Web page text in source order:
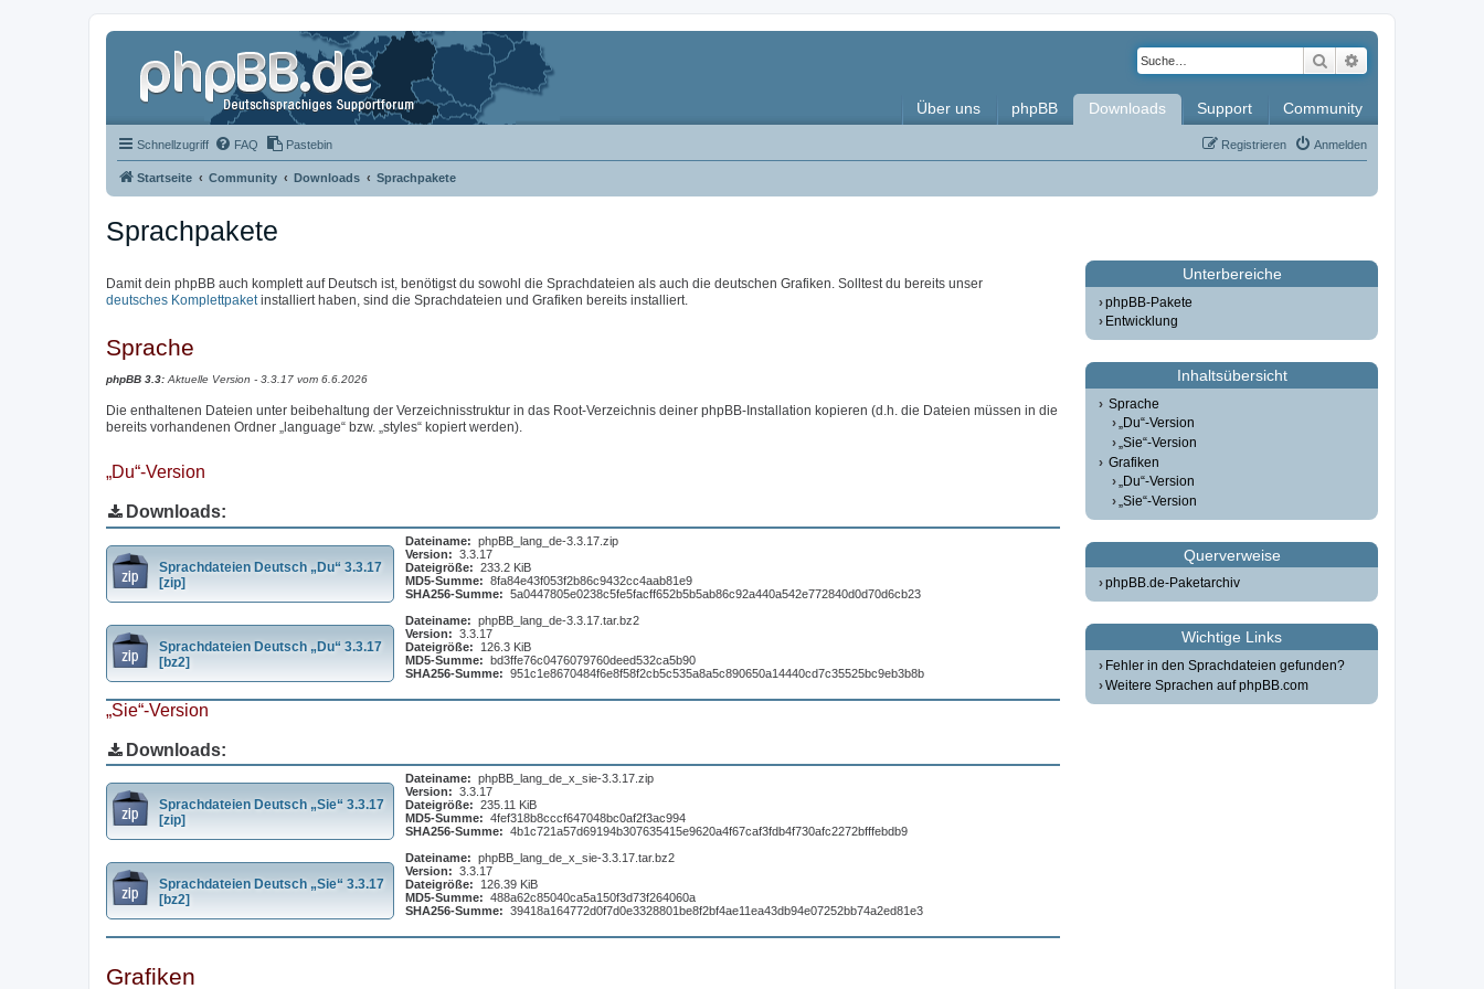
Suche
Über uns phpBB Downloads Support Community
Schnellzugriff FAQ Pastebin Anmelden
Registrieren
Startseite Community Downloads Sprachpakete
Sprachpakete
Damit dein phpBB auch komplett auf Deutsch ist, benötigst du sowohl die Sprachdateien als auch die deutschen Grafiken. Solltest du bereits unser
deutsches Komplettpaketinstalliert haben, sind die Sprachdateien und Grafiken bereits installiert.
Sprache
phpBB 3.3:Aktuelle Version - 3.3.17 vom 6.6.2026
Die enthaltenen Dateien unter beibehaltung der Verzeichnisstruktur in das Root-Verzeichnis deiner phpBB-Installation kopieren (d.h. die Dateien müssen in die
bereits vorhandenen Ordner „language“ bzw. „styles“ kopiert werden).
„Du“-Version
Downloads:
Sprachdateien Deutsch „Du“ 3.3.17
[zip]
Dateiname: phpBB_lang_de-3.3.17.zip
Version: 3.3.17
Dateigröße: 233.2 KiB
MD5-Summe: 8fa84e43f053f2b86c9432cc4aab81e9
SHA256-Summe: 5a0447805e0238c5fe5facff652b5b5ab86c92a440a542e772840d0d70d6cb23
Sprachdateien Deutsch „Du“ 3.3.17
[bz2]
Dateiname: phpBB_lang_de-3.3.17.tar.bz2
Version: 3.3.17
Dateigröße:
126.3 KiB
MD5-Summe: bd3ffe76c0476079760deed532ca5b90
SHA256-Summe: 951c1e8670484f6e8f58f2cb5c535a8a5c890650a14440cd7c35525bc9eb3b8b
„Sie“-Version
Downloads:
Sprachdateien Deutsch „Sie“ 3.3.17
[zip]
Dateiname: phpBB_lang_de_x_sie-3.3.17.zip
Version: 3.3.17
Dateigröße: 235.11 KiB
MD5-Summe: 4fef318b8cccf647048bc0af2f3ac994
SHA256-Summe: 4b1c721a57d69194b307635415e9620a4f67caf3fdb4f730afc2272bfffebdb9
Sprachdateien Deutsch „Sie“ 3.3.17
[bz2]
Dateiname: phpBB_lang_de_x_sie-3.3.17.tar.bz2
Version: 3.3.17
Dateigröße:
126.39 KiB
MD5-Summe: 488a62c85040ca5a150f3d73f264060a
SHA256-Summe: 39418a164772d0f7d0e3328801be8f2bf4ae11ea43db94e07252bb74a2ed81e3
Grafiken
Unterbereiche
phpBB-Pakete
Entwicklung
Inhaltsübersicht
Sprache
„Du“-Version
„Sie“-Version
Grafiken
„Du“-Version
„Sie“-Version
Querverweise
phpBB.de-Paketarchiv
Wichtige Links
Fehler in den Sprachdateien gefunden?
Weitere Sprachen auf phpBB.com